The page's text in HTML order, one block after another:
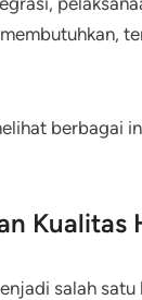
berbagai
Kualitas
salah